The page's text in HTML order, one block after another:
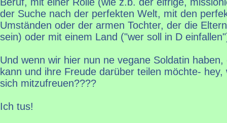
der Suche nach der perfekten Welt, mit den
Umständen oder der armen Tochter, der die
sein) oder mit einem Land ("wer soll in D
Und wenn wir hier nun ne vegane Soldatin
kann und ihre Freude darüber teilen möchte-
sich mitzufreuen????
Ich tus!